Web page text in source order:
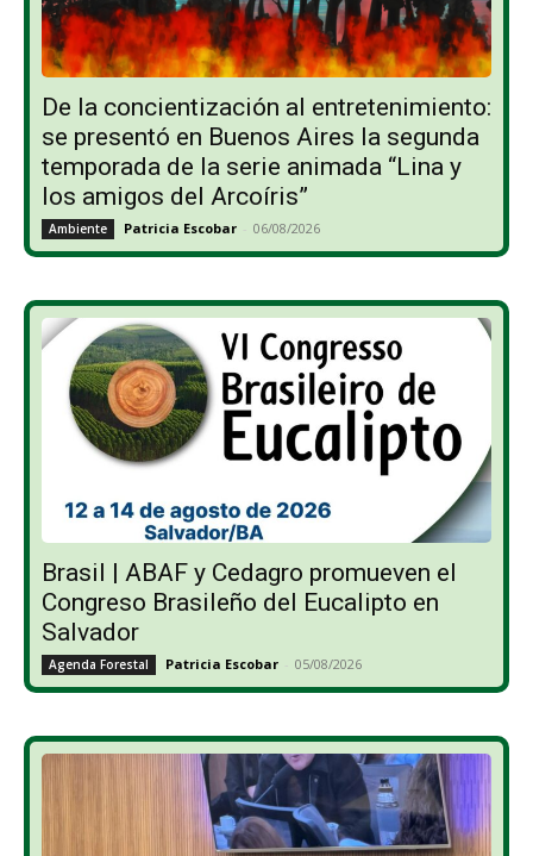
De la concientización al entretenimiento:
se presentó en Buenos Aires la segunda
temporada de la serie animada “Lina y
los amigos del Arcoíris”
Ambiente Patricia Escobar - 06/08/2026
Brasil | ABAF y Cedagro promueven el
Congreso Brasileño del Eucalipto en
Salvador
Agenda Forestal Patricia Escobar - 05/08/2026